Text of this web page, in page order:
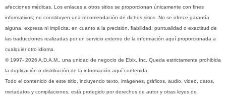
afecciones médicas. Los enlaces a otros sitios se proporcionan únicamente con fines
informativos; no constituyen una recomendación de dichos sitios. No se ofrece garantía
alguna, expresa ni implícita, en cuanto a la precisión, fiabilidad, puntualidad o exactitud de
las traducciones realizadas por un servicio externo de la información aquí proporcionada a
cualquier otro idioma.
© 1997- 2026 A.D.A.M., una unidad de negocio de Ebix, Inc. Queda estrictamente prohibida
la duplicación o distribución de la información aquí contenida.
Todo el contenido de este sitio, incluyendo texto, imágenes, gráficos, audio, video, datos,
metadatos y compilaciones, está protegido por derechos de autor y otras leyes de